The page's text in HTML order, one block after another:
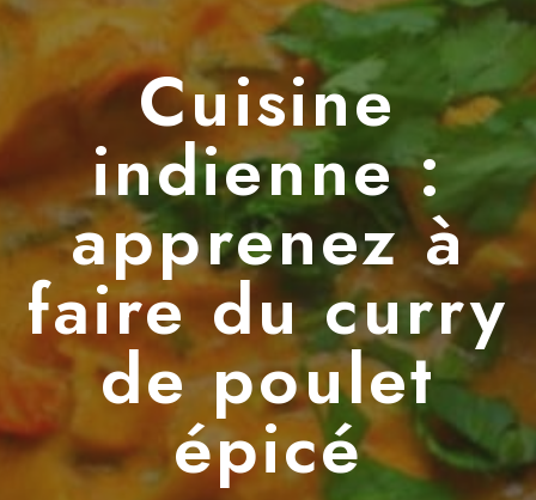
Cuisine
indienne :
apprenez à
faire du curry
de poulet
épicé